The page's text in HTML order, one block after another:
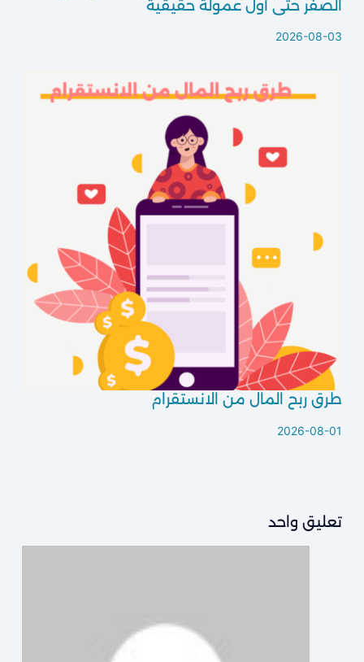
الصفر حتى أول عمولة حقيقية
2026-08-03
طرق ربح المال من الانستقرام
2026-08-01
تعليق واحد